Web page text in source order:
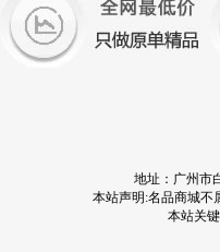
地址：广州市
本站声明:名品商城不
本站关键